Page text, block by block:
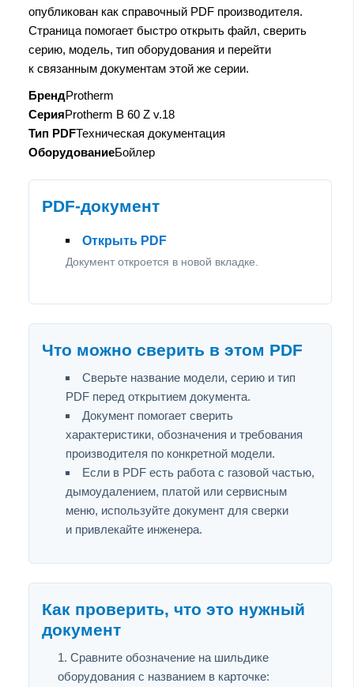
опубликован как справочный PDF производителя.
Страница помогает быстро открыть файл, сверить
серию, модель, тип оборудования и перейти
к связанным документам этой же серии.
БрендProtherm
СерияProtherm B 60 Z v.18
Тип PDFТехническая документация
ОборудованиеБойлер
PDF-документ
Открыть PDF
Документ откроется в новой вкладке.
Что можно сверить в этом PDF
Сверьте название модели, серию и тип
PDF перед открытием документа.
Документ помогает сверить
характеристики, обозначения и требования
производителя по конкретной модели.
Если в PDF есть работа с газовой частью,
дымоудалением, платой или сервисным
меню, используйте документ для сверки
и привлекайте инженера.
Как проверить, что это нужный
документ
Сравните обозначение на шильдике
оборудования с названием в карточке: